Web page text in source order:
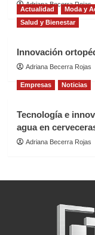
Adriana Becerra Rojas
Actualidad Moda y
Salud y Bienestar
Innovación
Adriana Becerra Rojas
Empresas Noticias
Tecnología e
agua en
Adriana Becerra Rojas